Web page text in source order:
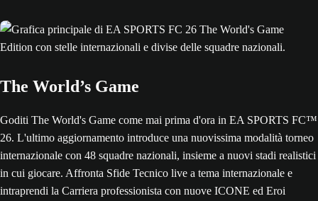
The World’s Game
Goditi The World's Game come mai prima d'ora in EA SPORTS FC™
26. L'ultimo aggiornamento introduce una nuovissima modalità torneo
internazionale con 48 squadre nazionali, insieme a nuovi stadi realistici
in cui giocare. Affronta Sfide Tecnico live a tema internazionale e
intraprendi la Carriera professionista con nuove ICONE ed Eroi